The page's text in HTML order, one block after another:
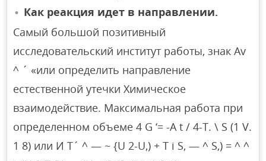
Как реакция идет в направлении.
Самый большой позитивный
исследовательский институт работы, знак Av
^ ´ «или определить направление
естественной утечки Химическое
взаимодействие. Максимальная работа при
определенном объеме 4 G ‘= -A t / 4-T. \ S (1 V.
1 8) или И T´ ^ — ~ {U 2-U,) + T i S, — ^ S,) = ^ ^